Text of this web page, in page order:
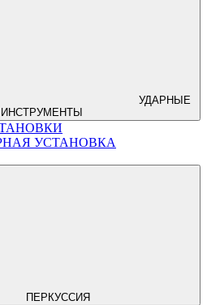
УДАРНЫЕ
ИНСТРУМЕНТЫ
УСТАНОВКА
ПЕРКУССИЯ